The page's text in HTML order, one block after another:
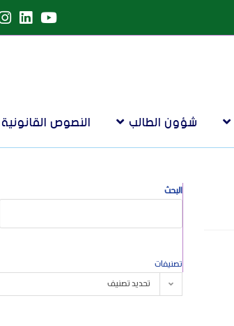
شؤون الطالب النصوص القانونية
البحث
تصنيفات
تحديد تصنيف